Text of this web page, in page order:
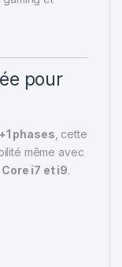
pour
phases , cette
même avec
Core i7 et i9.